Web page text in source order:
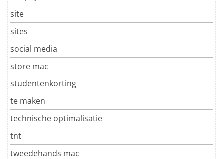
site
sites
social media
store mac
studentenkorting
te maken
technische optimalisatie
tnt
tweedehands mac